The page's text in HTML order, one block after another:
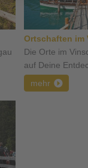
Ortschaften im
Die Orte im
auf Deine
mehr